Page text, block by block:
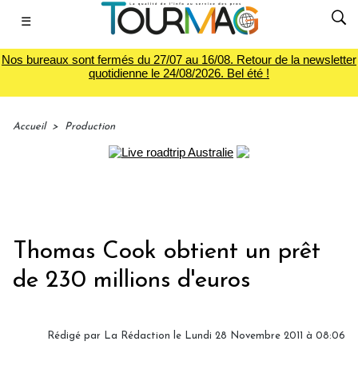
☰
Nos bureaux sont fermés du 27/07 au 16/08. Retour de la newsletter
quotidienne le 24/08/2026. Bel été !
Accueil > Production
Thomas Cook obtient un prêt
de 230 millions d'euros
Rédigé par La Rédaction le Lundi 28 Novembre 2011 à 08:06